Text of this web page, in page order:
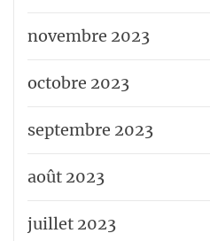
novembre 2023
octobre 2023
septembre 2023
août 2023
juillet 2023